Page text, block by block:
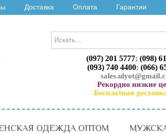
Доставка Оплата Гарантии
(097) 201 5777; (098)
(093) 740 4400; (066)
Рекордно низкие
Бесплатная
ОДЕЖДА ОПТОМ